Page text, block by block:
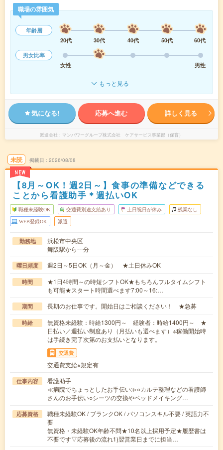
職場の雰囲気
年齢層
20代
30代 40代 50代
60代
男女比率
女性
男性
もっと見る
気になる! 応募へ進む 詳しく見る
派遣会社 マンパワーグループ株式会社 ケアサービス事業部（保育）
未読
NEW
掲載日 2026/08/08
【8月～OK！週2日～】食事の準備などできる
ことから看護助手＊週払いOK
職種未経験OK 交通費別途支給あり 土日祝日が休み 残業なし
WEB登録OK 派遣
勤務地
浜松市中央区
舞阪駅から---分
曜日頻度 週2日～5日OK（月～金） ★土日休みOK
時間
★1日4時間～の時短シフトOK★もちろんフルタイムシフト
も可能★スタート時間選べます7:00～16:…
期間 長期のお仕事です。開始日はご相談ください！ ★急募
時給
無資格未経験：時給1300円～ 経験者：時給1400円～ ★
日払い／週払い制度あり（月払いも選べます）※稼働開始時
は手続き完了次第のお支払いとなります。
交通費
交通費支給※規定有
仕事内容
看護助手
≪病院でちょっとしたお手伝い≫○カルテ整理などの看護師
さんのお手伝い○シーツの交換やベッドメイキング…
応募資格
職種未経験OK / ブランクOK / パソコンスキル不要 / 英語力不
要
無資格・未経験OK年齢不問★10名以上採用予定★履歴書は
不要です▽応募後の流れ1)翌営業日までに担当…